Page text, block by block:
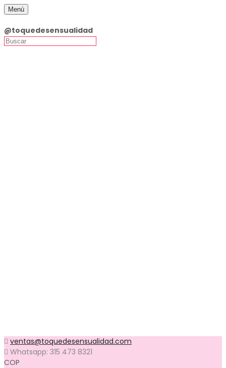
Menú
@toquedesensualidad
ventas@toquedesensualidad.com
Whatsapp: 315 473 8321
COP